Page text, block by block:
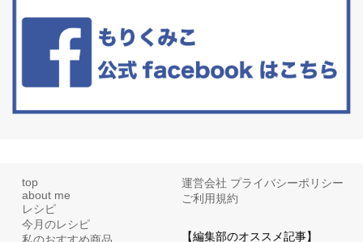
といった更年期症状はまだ...
top
about me
レシピ
今月のレシピ
私のおすすめ商品
運営会社 プライバシーポリシー
ご利用規約
【編集部のオススメ記事】